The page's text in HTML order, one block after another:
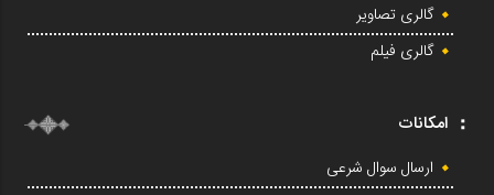
گالری تصاویر
گالری فیلم
امکانات
ارسال سوال شرعی